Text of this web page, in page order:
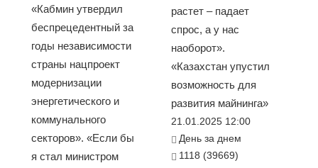
«Кабмин утвердил
беспрецедентный за
годы независимости
страны нацпроект
модернизации
энергетического и
коммунального
секторов». «Если бы
я стал министром
растет – падает
спрос, а у нас
наоборот».
«Казахстан упустил
возможность для
развития майнинга»
21.01.2025 12:00
День за днем
1118 (39669)